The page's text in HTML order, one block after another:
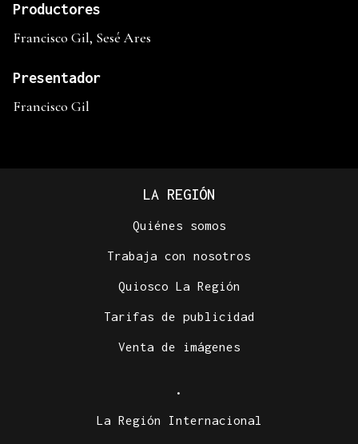
Productores
Francisco Gil, Sesé Ares
Presentador
Francisco Gil
LA REGIÓN
Quiénes somos
Trabaja con nosotros
Quiosco La Región
Tarifas de publicidad
Venta de imágenes
.
La Región Internacional